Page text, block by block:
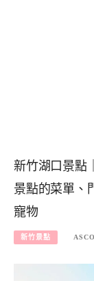
新竹湖口景點
景點的菜單、
寵物
新竹景點